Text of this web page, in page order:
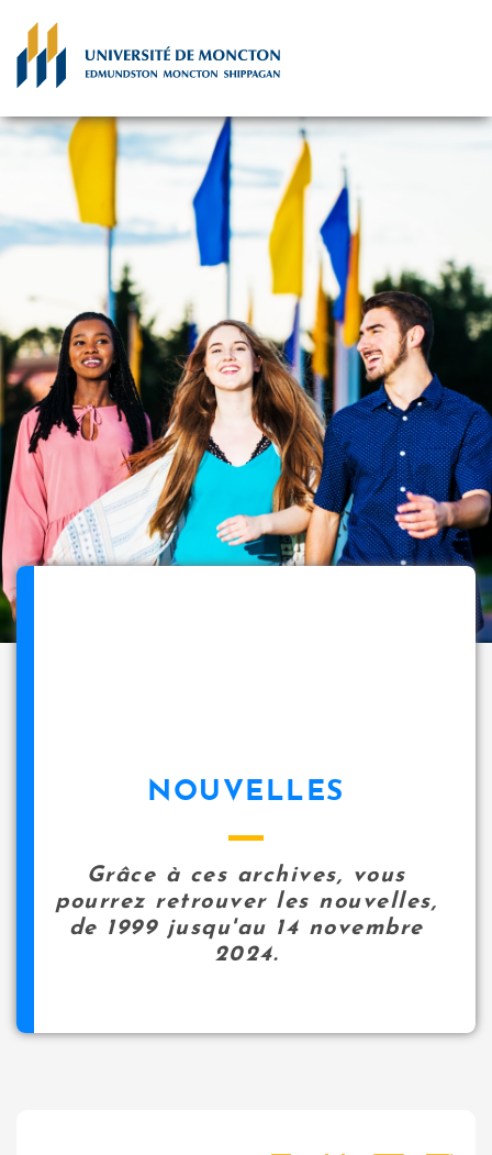
NOUVELLES
Grâce à ces archives, vous
pourrez retrouver les nouvelles,
de 1999 jusqu'au 14 novembre
2024.